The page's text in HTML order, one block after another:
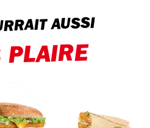
AUSSI
PLAIRE